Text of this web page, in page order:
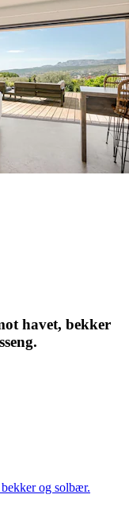
havet, bekker
og solbær.